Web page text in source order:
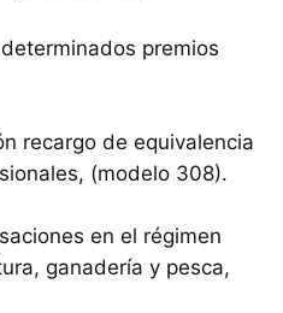
premios
recargo de equivalencia
(modelo 308).
en el régimen
ganadería y pesca,